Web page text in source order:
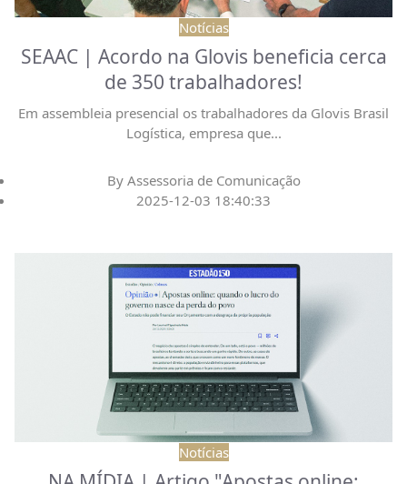
Notícias
SEAAC | Acordo na Glovis beneficia cerca
de 350 trabalhadores!
Em assembleia presencial os trabalhadores da Glovis Brasil
Logística, empresa que...
By Assessoria de Comunicação
2025-12-03 18:40:33
Notícias